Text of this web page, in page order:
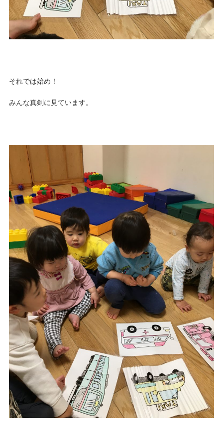
それでは始め！
みんな真剣に見ています。